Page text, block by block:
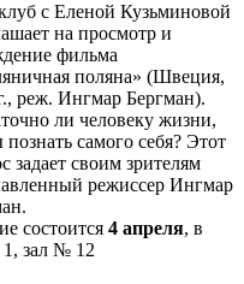
с Еленой Кузьминовой
на просмотр и
фильма
поляна» (Швеция,
реж. Ингмар Бергман).
ли человеку жизни,
познать самого себя? Этот
задает своим зрителям
режиссер Ингмар
состоится 4 апреля, в
1, зал № 12